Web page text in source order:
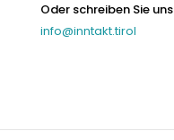
Oder schreiben Sie uns
info@inntakt.tirol